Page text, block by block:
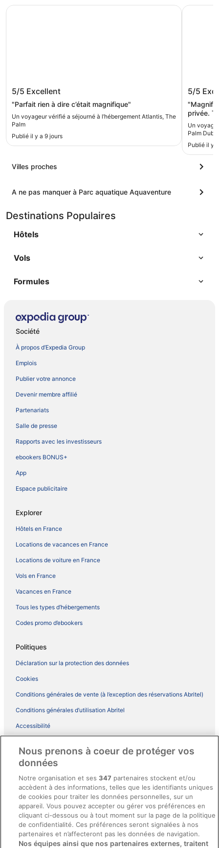
Atlantis, The Palm
5/5 Excellent
"Parfait rien à dire c’était magnifique"
Un voyageur vérifié a séjourné à l’hébergement Atlantis, The
Palm
Publié il y a 9 jours
Atlantis, The Palm
The
Sofitel
5/5
privée.
Un
Palm
Publié il y
The
Villes proches
A ne pas manquer à Parc aquatique Aquaventure
Destinations Populaires
Hôtels
Vols
Formules
Société
À propos d’Expedia Group
Emplois
Publier votre annonce
Devenir membre affilié
Partenariats
Salle de presse
Rapports avec les investisseurs
ebookers BONUS+
App
Espace publicitaire
Explorer
Hôtels en France
Locations de vacances en France
Locations de voiture en France
Vols en France
Vacances en France
Tous les types d’hébergements
Codes promo d’ebookers
Politiques
Déclaration sur la protection des données
Cookies
Conditions générales de vente (à l’exception des réservations Abritel)
Conditions générales d’utilisation Abritel
Accessibilité
Conditions générales du programme BONUS+ d’ebookers
Directives de contenu et signalement de contenus
Aide
Soutien
Annuler votre réservation d’hôtel ou de propriété de vacances
Nous prenons à coeur de protéger vos
données
Notre organisation et ses347 partenaires stockent et/ou
accèdent à des informations, telles que les identifiants uniques
de cookies pour traiter les données personnelles, sur un
appareil. Vous pouvez accepter ou gérer vos préférences en
cliquant ci-dessous ou à tout moment sur la page de la politique
de confidentialité. Ces préférences seront signalées à nos
partenaires et n’affecteront pas les données de navigation.
Nos équipes ainsi que nos partenaires externes, traitent